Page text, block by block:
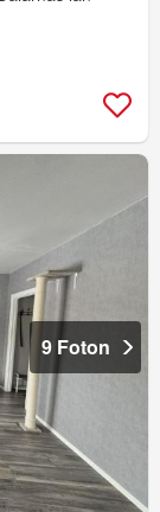
9 Foton